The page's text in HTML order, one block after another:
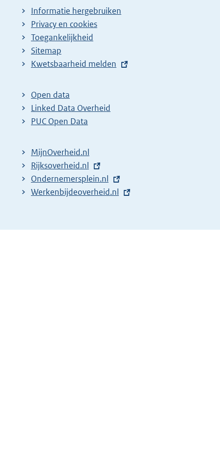
Informatie hergebruiken
Privacy en cookies
Toegankelijkheid
Sitemap
E
t
e
r
l
i
n
k
Kwetsbaarheid melden
Open data
Linked Data Overheid
PUC Open Data
MijnOverheid.nl
E
x
t
n
Rijksoverheid.nl
E
x
r
Ondernemersplein.nl
E
e
Werkenbijdeoverheid.nl